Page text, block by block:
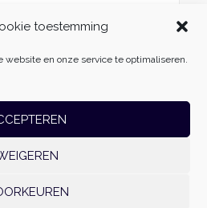
toestemming
en onze service te optimaliseren.
25 | 8223 CZ | Lelystad | 06-54985511 |